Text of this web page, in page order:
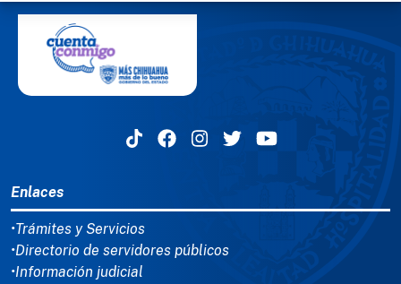
Enlaces
•Trámites y Servicios
•Directorio de servidores públicos
•Información judicial